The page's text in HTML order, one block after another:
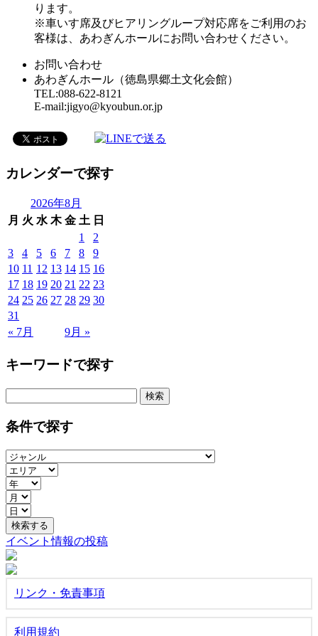
ります。
※車いす席及びヒアリングループ対応席をご利用のお
客様は、あわぎんホールにお問い合わせください。
お問い合わせ
あわぎんホール（徳島県郷土文化会館）
TEL:088-622-8121
E-mail:jigyo@kyoubun.or.jp
カレンダーで探す
2026年8月
月 火 水 木 金 土 日
« 7月 9月 »
1
2
3
4 5 6 7 8
9
10 11 12 13 14 15 16
17 18 19 20 21 22 23
24 25 26 27 28 29 30
31
キーワードで探す
条件で探す
イベント情報の投稿
リンク・免責事項
利用規約